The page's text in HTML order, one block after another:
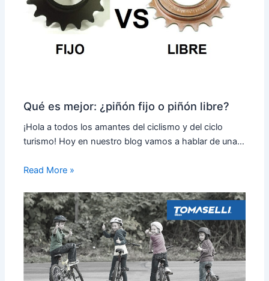
Qué es mejor: ¿piñón fijo o piñón libre?
¡Hola a todos los amantes del ciclismo y del ciclo
turismo! Hoy en nuestro blog vamos a hablar de una…
Read More »